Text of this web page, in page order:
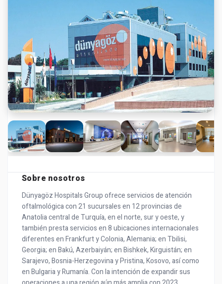
Sobre nosotros
Dünyagöz Hospitals Group ofrece servicios de atención
oftalmológica con 21 sucursales en 12 provincias de
Anatolia central de Turquía, en el norte, sur y oeste, y
también presta servicios en 8 ubicaciones internacionales
diferentes en Frankfurt y Colonia, Alemania; en Tbilisi,
Georgia; en Bakú, Azerbaiyán; en Bishkek, Kirguistán; en
Sarajevo, Bosnia-Herzegovina y Pristina, Kosovo, así como
en Bulgaria y Rumanía. Con la intención de expandir sus